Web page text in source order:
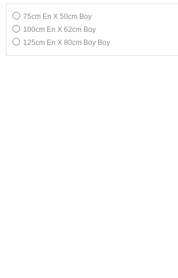
75cm En X 50cm Boy
100cm En X 62cm Boy
125cm En X 80cm Boy Boy